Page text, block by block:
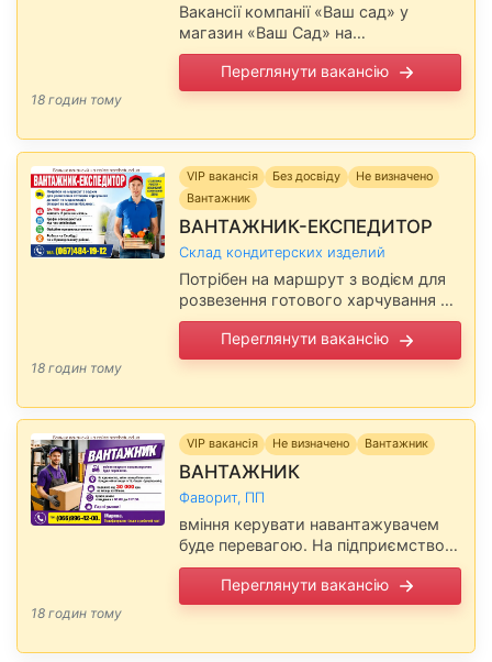
Вакансії компанії «Ваш сад» у
магазин «Ваш Сад» на
Французькому бульварі 85/7, м.
Одеса. Запис на співбесіду
Повідомте, будь ласка,
вакансію …
Переглянути вакансію
18 годин тому
VIP вакансія Без досвіду
Не визначено
Вантажник
ВАНТАЖНИК-ЕКСПЕДИТОР
Склад кондитерских изделий
Потрібен на маршрут з водієм для
розвезення готового харчування до
шкіл та медзакладів (лікарні та
пологові будинки). З/п 700 грн./
день, виплати 2 рази на місяць. …
Переглянути вакансію
18 годин тому
VIP вакансія Не визначено Вантажник
ВАНТАЖНИК
Фаворит, ПП
вміння керувати навантажувачем
буде перевагою. На підприємство,
район селища Котовського,
Холодокомбінат (поруч із ТЦ
«Таврія »Суворівський«). Зарплата
…
Переглянути вакансію
18 годин тому